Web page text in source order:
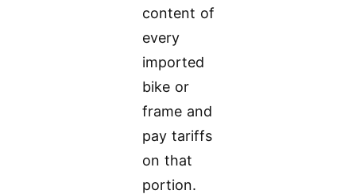
content of
every
imported
bike or
frame and
pay tariffs
on that
portion.